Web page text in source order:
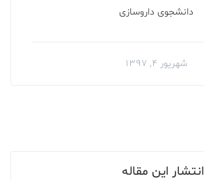
انتشار این مقاله
دانشجوی داروسازی
شهریور ۴, ۱۳۹۷